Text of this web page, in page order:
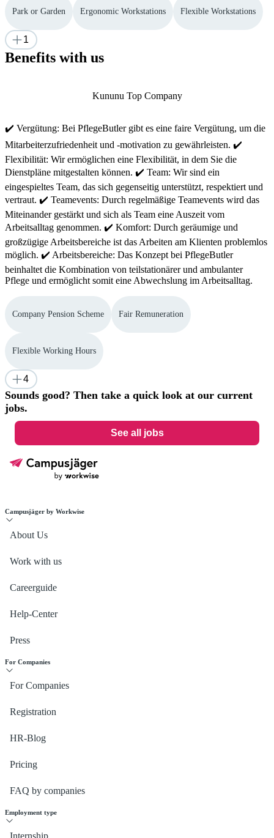
Park or Garden Ergonomic Workstations Flexible Workstations
1
Benefits with us
Kununu Top Company
✔️ Vergütung: Bei PflegeButler gibt es eine faire Vergütung, um die
Mitarbeiterzufriedenheit und -motivation zu gewährleisten. ✔️
Flexibilität: Wir ermöglichen eine Flexibilität, in dem Sie die
Dienstpläne mitgestalten können. ✔️ Team: Wir sind ein
eingespieltes Team, das sich gegenseitig unterstützt, respektiert und
vertraut. ✔️ Teamevents: Durch regelmäßige Teamevents wird das
Miteinander gestärkt und sich als Team eine Auszeit vom
Arbeitsalltag genommen. ✔️ Komfort: Durch geräumige und
großzügige Arbeitsbereiche ist das Arbeiten am Klienten problemlos
möglich. ✔️ Arbeitsbereiche: Das Konzept bei PflegeButler
beinhaltet die Kombination von teilstationärer und ambulanter
Pflege und ermöglicht somit eine Abwechslung im Arbeitsalltag.
Company Pension Scheme Fair Remuneration
Flexible Working Hours
4
Sounds good? Then take a quick look at our current
jobs.
See all jobs
Campusjäger by Workwise
About Us
Work with us
Careerguide
Help-Center
Press
For Companies
For Companies
Registration
HR-Blog
Pricing
FAQ by companies
Employment type
Internship